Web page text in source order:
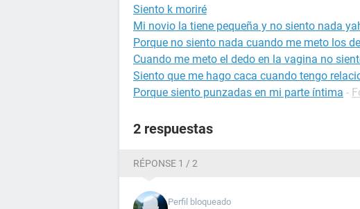
Siento k moriré
Mi novio la tiene pequeña y no siento nada
Porque no siento nada cuando me meto los
Cuando me meto el dedo en la vagina no
Siento que me hago caca cuando tengo
Porque siento punzadas en mi parte íntima -
2 respuestas
RÉPONSE 1 / 2
Perfil bloqueado